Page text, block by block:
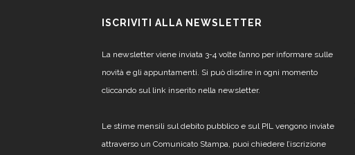
ISCRIVITI ALLA NEWSLETTER
La newsletter viene inviata 3-4 volte l’anno per informare sulle
novità e gli appuntamenti. Si può disdire in ogni momento
cliccando sul link inserito nella newsletter.
Le stime mensili sul debito pubblico e sul PIL vengono inviate
attraverso un Comunicato Stampa, puoi chiedere l’iscrizione